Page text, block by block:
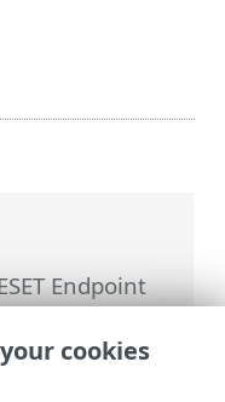
Endpoint
general>
Antivirus for
cookies